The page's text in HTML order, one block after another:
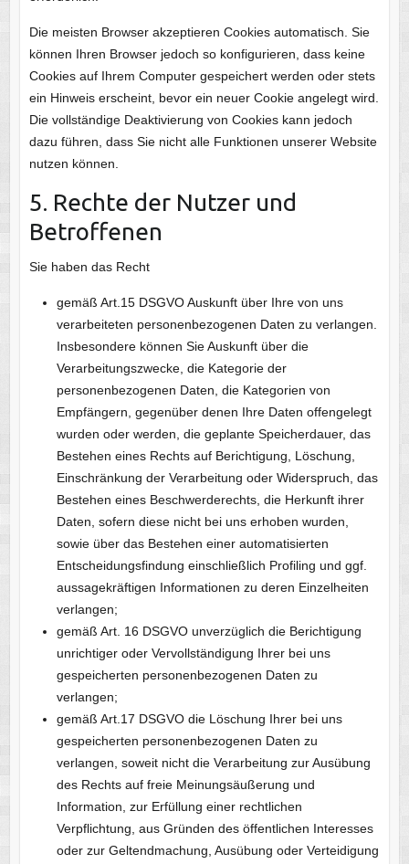
Die meisten Browser akzeptieren Cookies automatisch. Sie
können Ihren Browser jedoch so konfigurieren, dass keine
Cookies auf Ihrem Computer gespeichert werden oder stets
ein Hinweis erscheint, bevor ein neuer Cookie angelegt wird.
Die vollständige Deaktivierung von Cookies kann jedoch
dazu führen, dass Sie nicht alle Funktionen unserer Website
nutzen können.
5. Rechte der Nutzer und
Betroffenen
Sie haben das Recht
gemäß Art.15 DSGVO Auskunft über Ihre von uns
verarbeiteten personenbezogenen Daten zu verlangen.
Insbesondere können Sie Auskunft über die
Verarbeitungszwecke, die Kategorie der
personenbezogenen Daten, die Kategorien von
Empfängern, gegenüber denen Ihre Daten offengelegt
wurden oder werden, die geplante Speicherdauer, das
Bestehen eines Rechts auf Berichtigung, Löschung,
Einschränkung der Verarbeitung oder Widerspruch, das
Bestehen eines Beschwerderechts, die Herkunft ihrer
Daten, sofern diese nicht bei uns erhoben wurden,
sowie über das Bestehen einer automatisierten
Entscheidungsfindung einschließlich Profiling und ggf.
aussagekräftigen Informationen zu deren Einzelheiten
verlangen;
gemäß Art. 16 DSGVO unverzüglich die Berichtigung
unrichtiger oder Vervollständigung Ihrer bei uns
gespeicherten personenbezogenen Daten zu
verlangen;
gemäß Art.17 DSGVO die Löschung Ihrer bei uns
gespeicherten personenbezogenen Daten zu
verlangen, soweit nicht die Verarbeitung zur Ausübung
des Rechts auf freie Meinungsäußerung und
Information, zur Erfüllung einer rechtlichen
Verpflichtung, aus Gründen des öffentlichen Interesses
oder zur Geltendmachung, Ausübung oder Verteidigung